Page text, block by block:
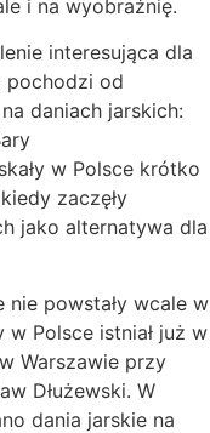
i na wyobraźnię.
interesująca dla
pochodzi od
daniach jarskich:
w Polsce krótko
zaczęły
jako alternatywa dla
nie powstały wcale w
w Polsce istniał już w
Warszawie przy
Dłużewski. W
dania jarskie na